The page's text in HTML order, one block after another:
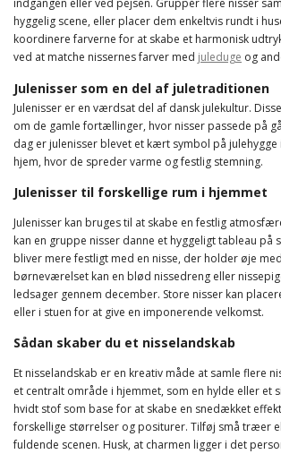
indgangen eller ved pejsen. Gruppér flere nisser
hyggelig scene, eller placer dem enkeltvis rundt i
koordinere farverne for at skabe et harmonisk
ved at matche nissernes farver med juleduge og
Julenisser som en del af juletraditionen
Julenisser er en værdsat del af dansk julekultur.
om de gamle fortællinger, hvor nisser passede på
dag er julenisser blevet et kært symbol på julehygge
hjem, hvor de spreder varme og festlig stemning.
Julenisser til forskellige rum i hjemmet
Julenisser kan bruges til at skabe en festlig
kan en gruppe nisser danne et hyggeligt tableau på
bliver mere festligt med en nisse, der holder øje
børneværelset kan en blød nissedreng eller
ledsager gennem december. Store nisser kan
eller i stuen for at give en imponerende velkomst.
Sådan skaber du et nisselandskab
Et nisselandskab er en kreativ måde at samle flere
et centralt område i hjemmet, som en hylde eller et
hvidt stof som base for at skabe en snedækket
forskellige størrelser og positurer. Tilføj små træer
fuldende scenen. Husk, at charmen ligger i det